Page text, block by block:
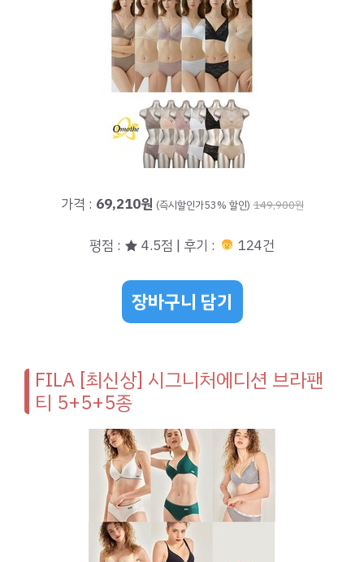
가격 : 69,210원 (즉시할인가53% 할인) 149,900원
평점 : ★ 4.5점 | 후기 : 124건
장바구니 담기
FILA [최신상] 시그니처에디션 브라팬
티 5+5+5종